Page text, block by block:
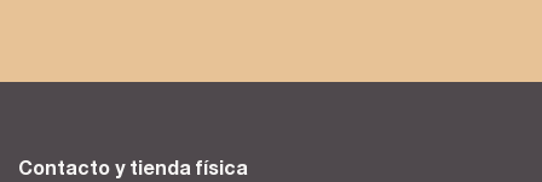
Contacto y tienda física